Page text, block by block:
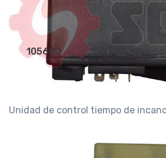
105600
Unidad de control tiempo de